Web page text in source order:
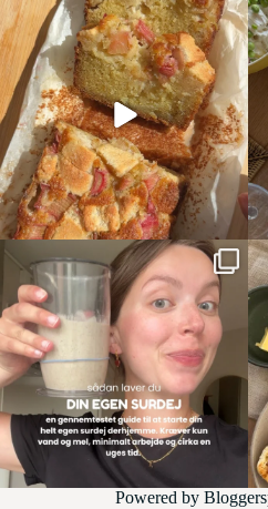
Powered by